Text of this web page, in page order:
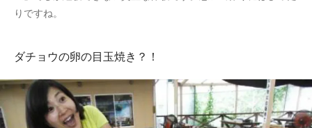
りですね。
ダチョウの卵の目玉焼き？！